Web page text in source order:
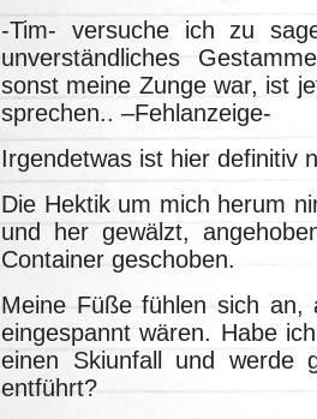
-Tim- versuche ich zu
unverständliches
sonst meine Zunge war, ist
sprechen.. –Fehlanzeige-
Irgendetwas ist hier definitiv
Die Hektik um mich herum
und her gewälzt,
Container geschoben.
Meine Füße fühlen sich an,
eingespannt wären. Habe
einen Skiunfall und werde
entführt?